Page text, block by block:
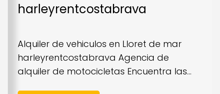
harleyrentcostabrava
Alquiler de vehiculos en Lloret de mar
harleyrentcostabrava Agencia de
alquiler de motocicletas Encuentra las...